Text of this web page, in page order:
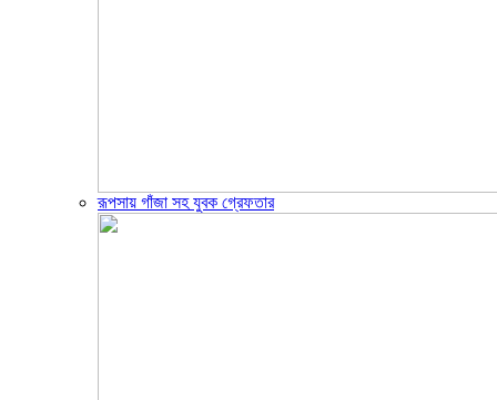
রূপসায় গাঁজা সহ যুবক গ্রেফতার